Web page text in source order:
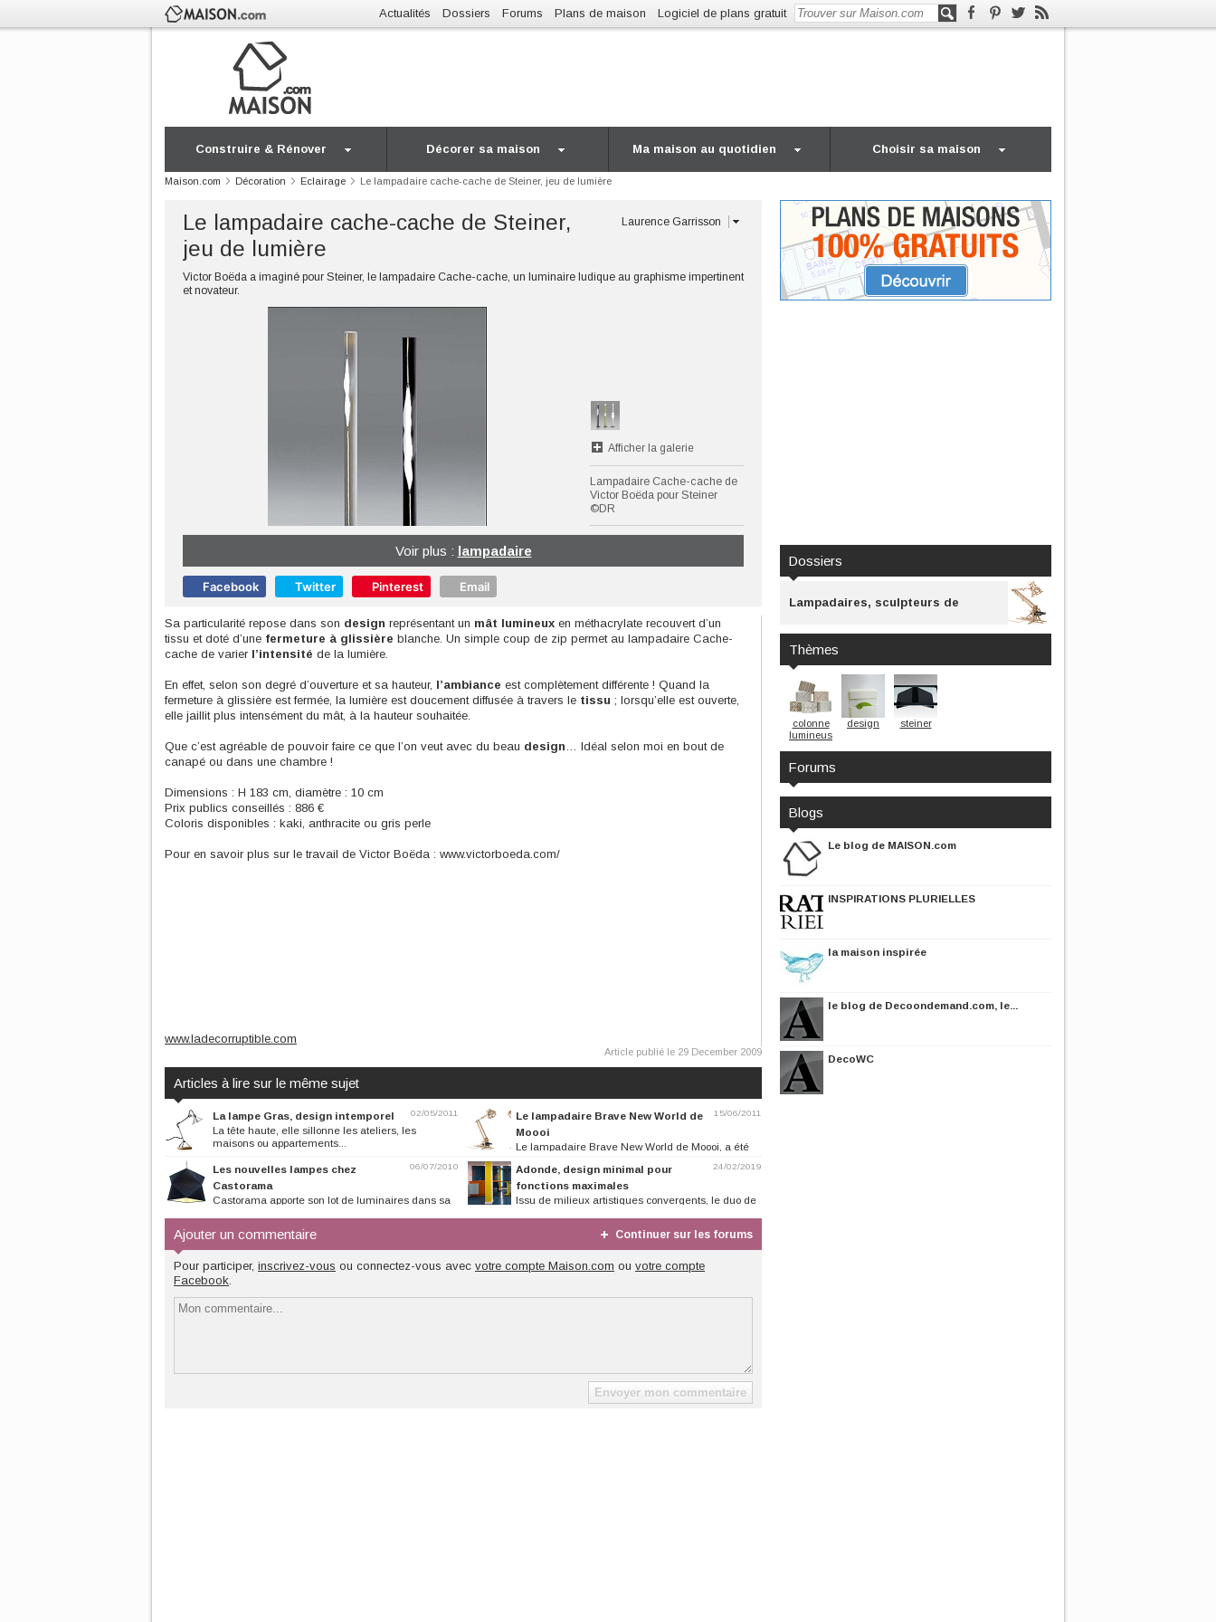
Actualités Dossiers Forums Plans de maison Logiciel de plans gratuit
Construire & Rénover Décorer sa maison Ma maison au quotidien Choisir sa maison
Maison.com Décoration Eclairage Le lampadaire cache-cache de Steiner, jeu de lumière
Le lampadaire cache-cache de Steiner,
jeu de lumière
Laurence Garrisson
Victor Boëda a imaginé pour Steiner, le lampadaire Cache-cache, un luminaire ludique au graphisme impertinent
et novateur.
Afficher la galerie
Lampadaire Cache-cache de
Victor Boëda pour Steiner
©DR
Voir plus : lampadaire
Facebook Twitter Pinterest Email
Sa particularité repose dans son design représentant un mât lumineux en méthacrylate recouvert d’un
tissu et doté d’une fermeture à glissière blanche. Un simple coup de zip permet au lampadaire Cache-
cache de varier l’intensité de la lumière.
En effet, selon son degré d’ouverture et sa hauteur, l’ambiance est complètement différente ! Quand la
fermeture à glissière est fermée, la lumière est doucement diffusée à travers le tissu ; lorsqu’elle est ouverte,
elle jaillit plus intensément du mât, à la hauteur souhaitée.
Que c’est agréable de pouvoir faire ce que l’on veut avec du beau design… Idéal selon moi en bout de
canapé ou dans une chambre !
Dimensions : H 183 cm, diamètre : 10 cm
Prix publics conseillés : 886 €
Coloris disponibles : kaki, anthracite ou gris perle
Pour en savoir plus sur le travail de Victor Boëda : www.victorboeda.com/
www.ladecorruptible.com
Article publié le 29 December 2009
Articles à lire sur le même sujet
02/05/2011
La lampe Gras, design intemporel
La tête haute, elle sillonne les ateliers, les
maisons ou appartements...
15/06/2011
Le lampadaire Brave New World de
Moooi
Le lampadaire Brave New World de Moooi, a été
élaboré sans dessin ni plan...
06/07/2010
Les nouvelles lampes chez
Castorama
Castorama apporte son lot de luminaires dans sa
24/02/2019
Adonde, design minimal pour
fonctions maximales
Issu de milieux artistiques convergents, le duo de
Ajouter un commentaire Continuer sur les forums
Pour participer, inscrivez-vous ou connectez-vous avec votre compte Maison.com ou votre compte
Facebook.
Dossiers
Lampadaires, sculpteurs de
lumière
Thèmes
colonne
lumineuse
design steiner
Forums
Blogs
Le blog de MAISON.com
INSPIRATIONS PLURIELLES
la maison inspirée
le blog de Decoondemand.com, le...
DecoWC